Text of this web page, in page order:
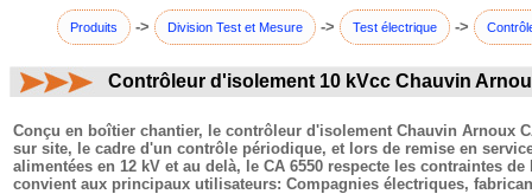
Produits -> Division Test et Mesure -> Test électrique ->
Contrôleur d'isolement 10 kVcc Chauvin
Conçu en boîtier chantier, le contrôleur d'isolement Chauvin Arnoux
sur site, le cadre d'un contrôle périodique, et lors de remise en
alimentées en 12 kV et au delà, le CA 6550 respecte les contraintes
convient aux principaux utilisateurs: Compagnies électriques,